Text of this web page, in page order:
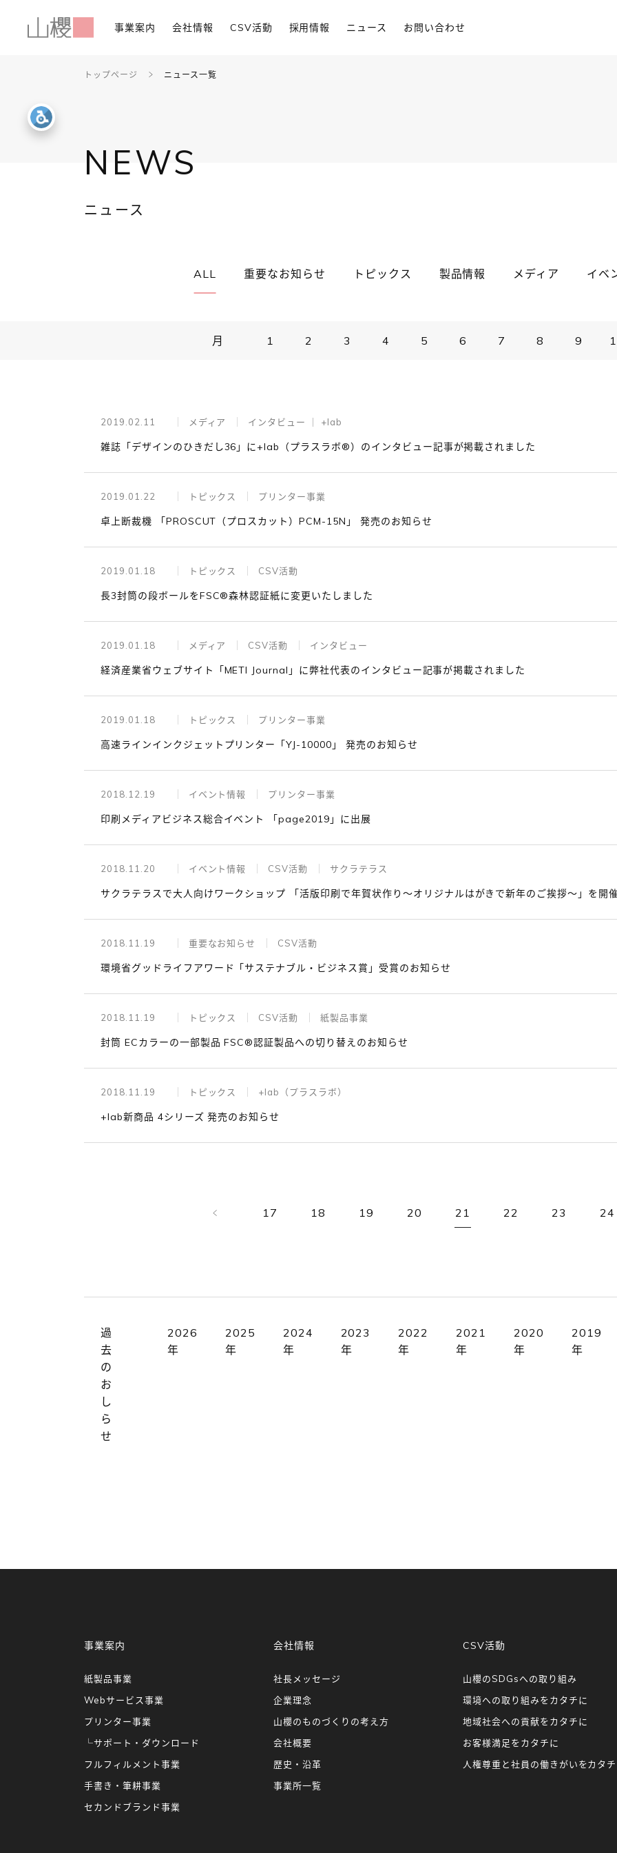
事業案内 会社情報 CSV活動 採用情報 ニュース お問い合わせ
トップページ ニュース一覧
NEWS
ニュース
ALL 重要なお知らせ トピックス 製品情報 メディア イベ
月 1 2 3 4 5 6 7 8 9
2019.02.11 メディア インタビュー │ +lab
雑誌「デザインのひきだし36」に+lab（プラスラボ®）のインタビュー記事が掲載されました
2019.01.22 トピックス プリンター事業
卓上断裁機 「PROSCUT（プロスカット）PCM-15N」 発売のお知らせ
2019.01.18 トピックス CSV活動
長3封筒の段ボールをFSC®森林認証紙に変更いたしました
2019.01.18 メディア CSV活動 インタビュー
経済産業省ウェブサイト「METI Journal」に弊社代表のインタビュー記事が掲載されました
2019.01.18 トピックス プリンター事業
高速ラインインクジェットプリンター「YJ-10000」 発売のお知らせ
2018.12.19 イベント情報 プリンター事業
印刷メディアビジネス総合イベント 「page2019」に出展
2018.11.20 イベント情報 CSV活動 サクラテラス
サクラテラスで大人向けワークショップ 「活版印刷で年賀状作り～オリジナルはがきで新年のご挨拶～」を開
2018.11.19 重要なお知らせ CSV活動
環境省グッドライフアワード「サステナブル・ビジネス賞」受賞のお知らせ
2018.11.19 トピックス CSV活動 紙製品事業
封筒 ECカラーの一部製品 FSC®認証製品への切り替えのお知らせ
2018.11.19 トピックス +lab（プラスラボ）
+lab新商品 4シリーズ 発売のお知らせ
17 18 19 20 21 22 23 24
過
去
の
お
し
ら
せ
2026
年
2025
年
2024
年
2023
年
2022
年
2021
年
2020
年
2019
年
事業案内
紙製品事業
Webサービス事業
プリンター事業
└サポート・ダウンロード
フルフィルメント事業
手書き・筆耕事業
セカンドブランド事業
会社情報
社長メッセージ
企業理念
山櫻のものづくりの考え方
会社概要
歴史・沿革
事業所一覧
CSV活動
山櫻のSDGsへの取り組み
環境への取り組みをカタチに
地域社会への貢献をカタチに
お客様満足をカタチに
人権尊重と社員の働きがいをカタ